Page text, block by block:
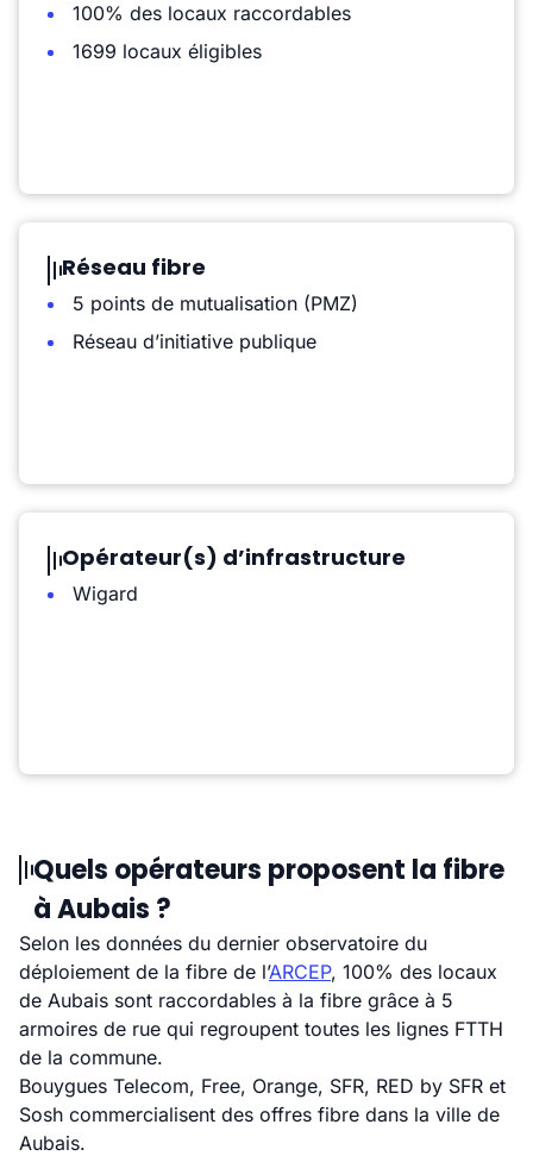
100% des locaux raccordables
1699 locaux éligibles
Réseau fibre
5 points de mutualisation (PMZ)
Réseau d’initiative publique
Opérateur(s) d’infrastructure
Wigard
Quels opérateurs proposent la fibre
à Aubais ?
Selon les données du dernier observatoire du
déploiement de la fibre de l’ARCEP, 100% des locaux
de Aubais sont raccordables à la fibre grâce à 5
armoires de rue qui regroupent toutes les lignes FTTH
de la commune.
Bouygues Telecom, Free, Orange, SFR, RED by SFR et
Sosh commercialisent des offres fibre dans la ville de
Aubais.